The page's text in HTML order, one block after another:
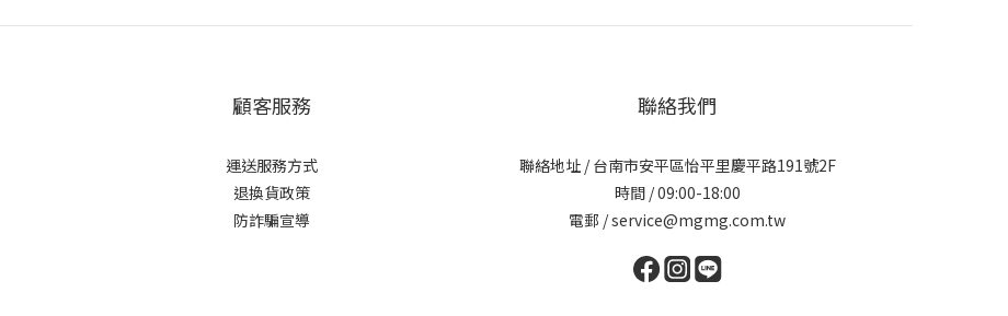
顧客服務
運送服務方式
退換貨政策
防詐騙宣導
聯絡我們
聯絡地址 / 台南市安平區怡平里慶平路191號2F
時間 / 09:00-18:00
電郵 / service@mgmg.com.tw